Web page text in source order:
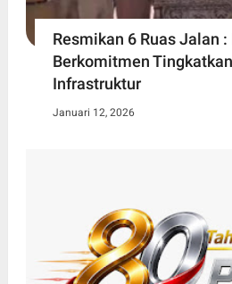
Resmikan 6 Ruas Jalan
Berkomitmen
Infrastruktur
Januari 12, 2026